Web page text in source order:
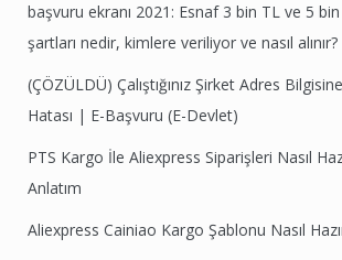
başvuru ekranı 2021: Esnaf 3 bin TL ve 5
şartları nedir, kimlere veriliyor ve nasıl alınır?
(ÇÖZÜLDÜ) Çalıştığınız Şirket Adres
Hatası | E-Başvuru (E-Devlet)
PTS Kargo İle Aliexpress Siparişleri Nasıl
Anlatım
Aliexpress Cainiao Kargo Şablonu Nasıl